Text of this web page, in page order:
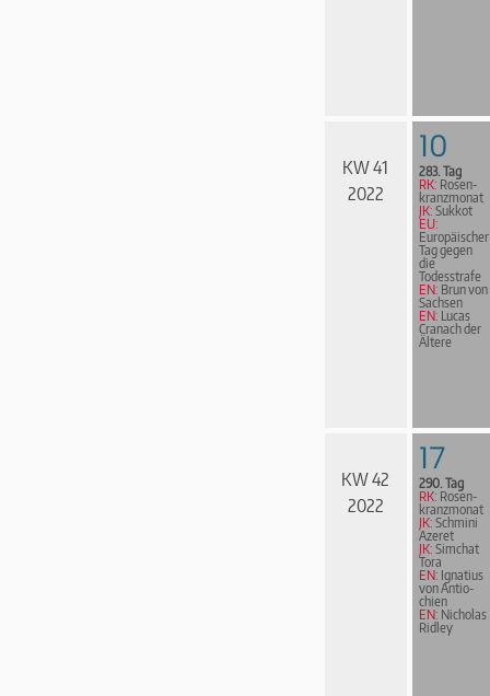
KW 41
2022
10
283. Tag
RK: Rosen­
kranz­mo­nat
JK: Sukkot
EU:
Europäischer
Tag gegen
die
Todesstrafe
EN: Brun von
Sachsen
EN: Lucas
Cranach der
Ältere
KW 42
2022
17
290. Tag
RK: Rosen­
kranz­mo­nat
JK: Schmini
Azeret
JK: Simchat
Tora
EN: Ignatius
von An­ti­o­
chi­en
EN: Nicholas
Ridley